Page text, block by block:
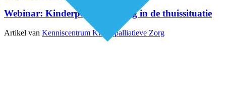
Webinar: Kinderpalliatieve zorg in de thuissituatie
Artikel van Kenniscentrum Kinderpalliatieve Zorg